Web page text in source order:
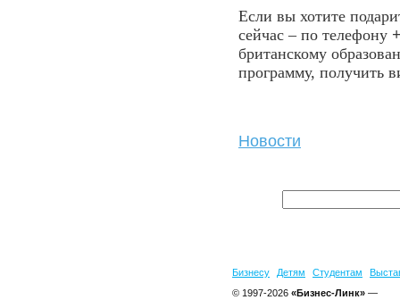
Если вы хотите
сейчас – по телефону
британскому
программу, получить
Новости
Бизнесу Детям Студентам
© 1997-2026 «Бизнес-Линк» —